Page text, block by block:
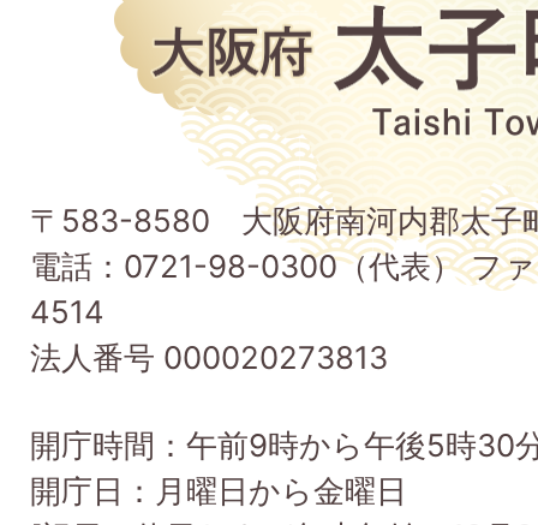
町
Taishi
Town
〒583-8580 大阪府南河内郡太子
電話：0721-98-0300（代表） フ
4514
法人番号 000020273813
開庁時間：午前9時から午後5時30
開庁日：月曜日から金曜日